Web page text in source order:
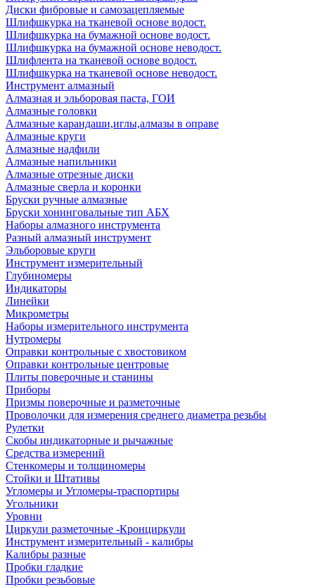
Диски фибровые и самозацепляемые
Шлифшкурка на тканевой основе водост.
Шлифшкурка на бумажной основе водост.
Шлифшкурка на бумажной основе неводост.
Шлифлента на тканевой основе водост.
Шлифшкурка на тканевой основе неводост.
Инструмент алмазный
Алмазная и эльборовая паста, ГОИ
Алмазные головки
Алмазные карандаши,иглы,алмазы в оправе
Алмазные круги
Алмазные надфили
Алмазные напильники
Алмазные отрезные диски
Алмазные сверла и коронки
Бруски ручные алмазные
Бруски хонинговальные тип АБХ
Наборы алмазного инструмента
Разный алмазный инструмент
Эльборовые круги
Инструмент измерительный
Глубиномеры
Индикаторы
Линейки
Микрометры
Наборы измерительного инструмента
Нутромеры
Оправки контрольные с хвостовиком
Оправки контрольные центровые
Плиты поверочные и станины
Приборы
Призмы поверочные и разметочные
Проволочки для измерения среднего диаметра резьбы
Рулетки
Скобы индикаторные и рычажные
Средства измерений
Стенкомеры и толщиномеры
Стойки и Штативы
Угломеры и Угломеры-траспортиры
Угольники
Уровни
Циркули разметочные -Кронциркули
Инструмент измерительный - калибры
Калибры разные
Пробки гладкие
Пробки резьбовые